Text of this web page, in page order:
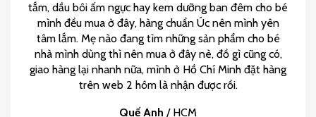
tắm, dầu bôi ấm ngực hay kem dưỡng ban đêm cho bé
mình đều mua ở đây, hàng chuẩn Úc nên mình yên
tâm lắm. Mẹ nào đang tìm những sản phẩm cho bé
nhà mình dùng thì nên mua ở đây nè, đồ gì cũng có,
giao hàng lại nhanh nữa, mình ở Hồ Chí Minh đặt hàng
trên web 2 hôm là nhận được rồi.
Quế Anh / HCM